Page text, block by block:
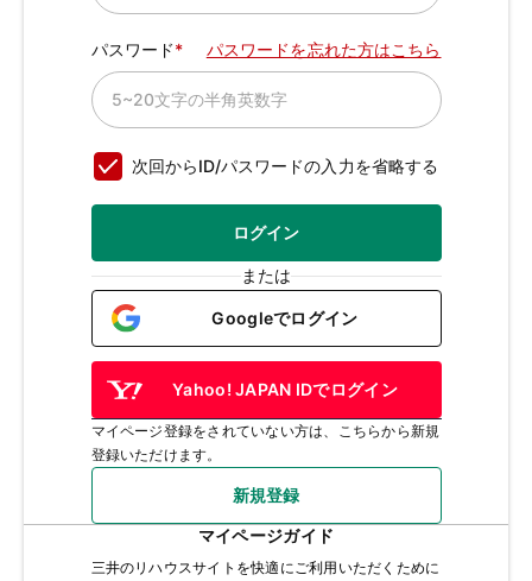
パスワード パスワードを忘れた方はこちら
次回からID/パスワードの入力を省略する
ログイン
または
Googleでログイン
Yahoo! JAPAN IDでログイン
マイページ登録をされていない方は、こちらから新規
登録いただけます。
新規登録
マイページガイド
三井のリハウスサイトを快適にご利用いただくために